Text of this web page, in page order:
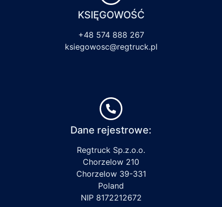
KSIĘGOWOŚĆ
+48 574 888 267
ksiegowosc@regtruck.pl
Dane rejestrowe:
Regtruck Sp.z.o.o.
Chorzelow 210
Chorzelow 39-331
Poland
NIP 8172212672